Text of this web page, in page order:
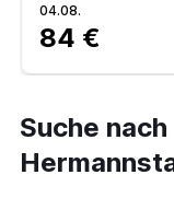
04.08.
84 €
Suche